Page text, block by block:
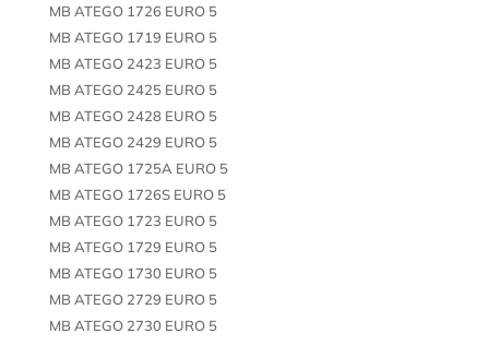
MB ATEGO 1726 EURO 5
MB ATEGO 1719 EURO 5
MB ATEGO 2423 EURO 5
MB ATEGO 2425 EURO 5
MB ATEGO 2428 EURO 5
MB ATEGO 2429 EURO 5
MB ATEGO 1725A EURO 5
MB ATEGO 1726S EURO 5
MB ATEGO 1723 EURO 5
MB ATEGO 1729 EURO 5
MB ATEGO 1730 EURO 5
MB ATEGO 2729 EURO 5
MB ATEGO 2730 EURO 5